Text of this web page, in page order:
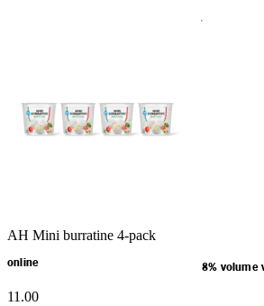
AH Mini burratine 4-pack
online 8% volume
11 .00